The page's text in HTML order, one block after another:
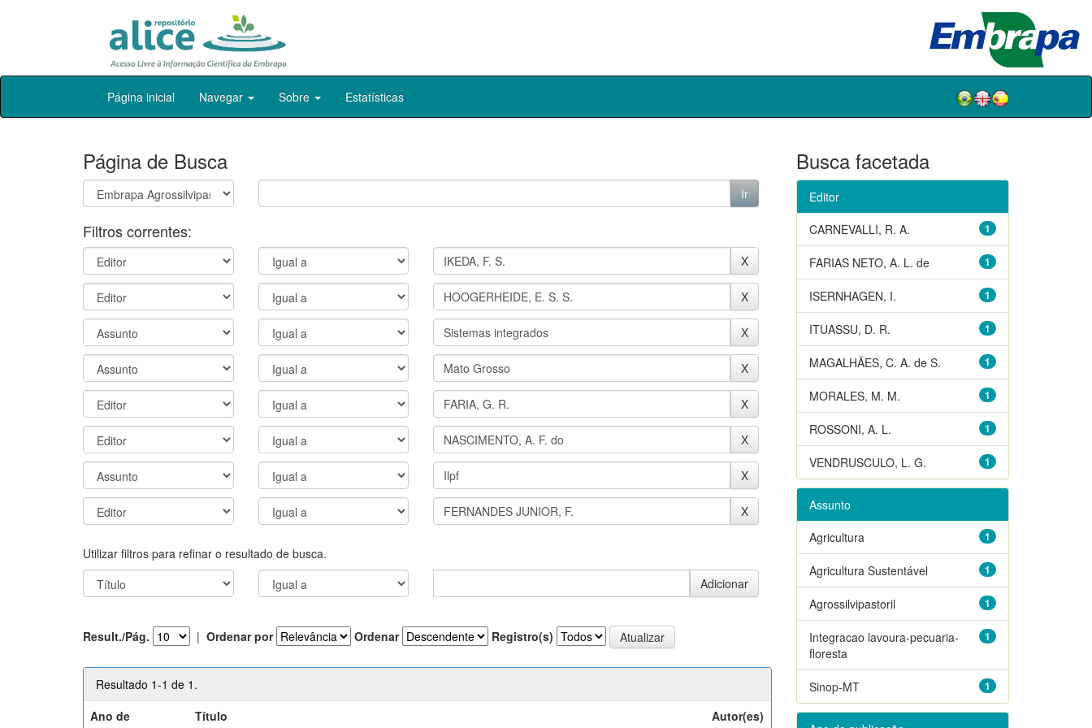
Skip
Página inicial Navegar Sobre Estatísticas
Página de Busca
Filtros correntes:
Utilizar filtros para refinar o resultado de busca.
Result./Pág. | Ordenar por Ordenar Registro(s)
Resultado 1-1 de 1.
Ano de
Título Autor(es)
Busca facetada
Editor
1
CARNEVALLI, R. A.
1
FARIAS NETO, A. L. de
1
ISERNHAGEN, I.
1
ITUASSU, D. R.
1
MAGALHÃES, C. A. de S.
1
MORALES, M. M.
1
ROSSONI, A. L.
1
VENDRUSCULO, L. G.
Assunto
1
Agricultura
1
Agricultura Sustentável
1
Agrossilvipastoril
1
Integracao lavoura-pecuaria-
floresta
1
Sinop-MT